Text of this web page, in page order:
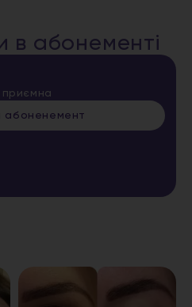
в абонементі
приємна
абоненемент